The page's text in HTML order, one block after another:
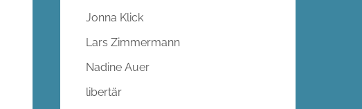
Jonna Klick
Lars Zimmermann
Nadine Auer
libertär